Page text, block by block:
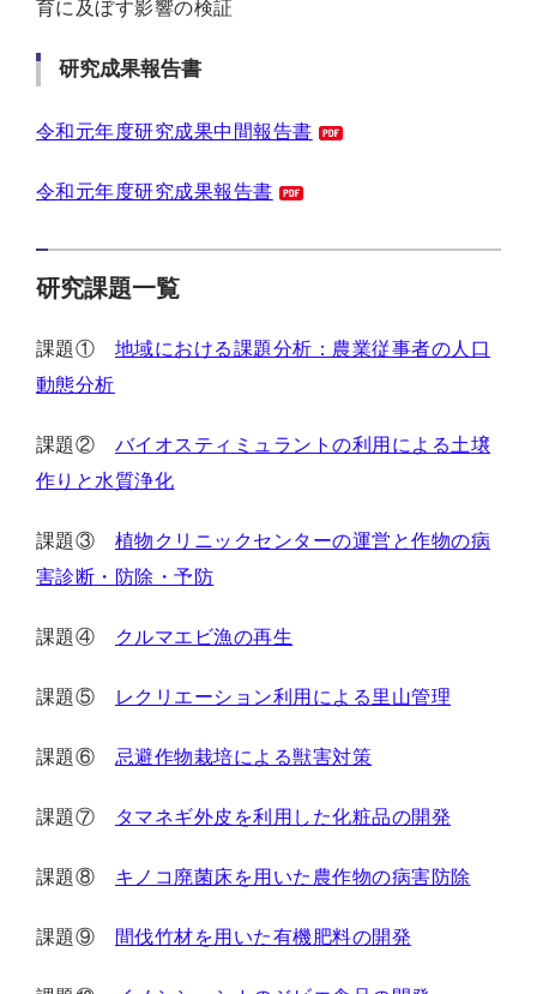
育に及ぼす影響の検証
研究成果報告書
令和元年度研究成果中間報告書
令和元年度研究成果報告書
研究課題一覧
課題① 地域における課題分析：農業従事者の人口
動態分析
課題② バイオスティミュラントの利用による土壌
作りと水質浄化
課題③ 植物クリニックセンターの運営と作物の病
害診断・防除・予防
課題④ クルマエビ漁の再生
課題⑤ レクリエーション利用による里山管理
課題⑥ 忌避作物栽培による獣害対策
課題⑦ タマネギ外皮を利用した化粧品の開発
課題⑧ キノコ廃菌床を用いた農作物の病害防除
課題⑨ 間伐竹材を用いた有機肥料の開発